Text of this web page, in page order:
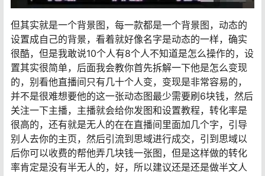
但其实就是一个背景图，每一款都是一个背景图，动态的
设置成自己的背景，看着就好像名字是动态的一样，确实
很酷，但是我敢说10个人有8个人不知道是怎么操作的，设
置其实很简单，后面我会教你首先拆解一下他是怎么变现
的，别看他直播间只有几十个人变，变现是非常容易的，
并不是很难想要他的这一张动态图最少需要刷6块钱，然后
关注一下主播，主播就会给你发图和设置教程，转化率是
很高的，还有就是无人的在在直播间里面加几个字，引导
别人去你的主页，然后引流到思域进行成交，引到思域以
后你可以收费的帮他弄几块钱一张图，但是这样做的转化
率肯定是没有半无人的，好，所以建议还是还是做半文人